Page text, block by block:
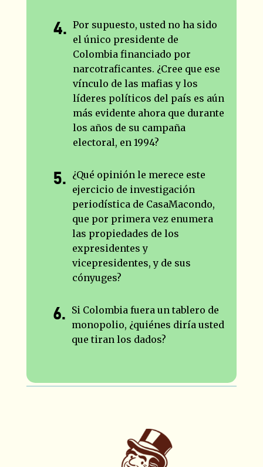
Por supuesto, usted no ha sido
el único presidente de
Colombia financiado por
narcotraficantes. ¿Cree que ese
vínculo de las mafias y los
líderes políticos del país es aún
más evidente ahora que durante
los años de su campaña
electoral, en 1994?
¿Qué opinión le merece este
ejercicio de investigación
periodística de CasaMacondo,
que por primera vez enumera
las propiedades de los
expresidentes y
vicepresidentes, y de sus
cónyuges?
Si Colombia fuera un tablero de
monopolio, ¿quiénes diría usted
que tiran los dados?